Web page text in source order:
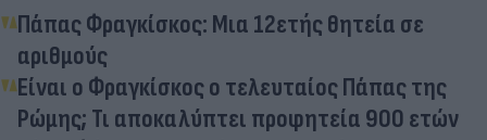
Πάπας Φραγκίσκος: Μια 12ετής θητεία σε
αριθμούς
Είναι ο Φραγκίσκος ο τελευταίος Πάπας της
Ρώμης; Τι αποκαλύπτει προφητεία 900 ετών